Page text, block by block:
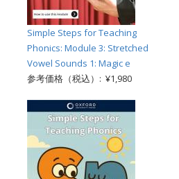
Simple Steps for Teaching
Phonics: Module 3: Stretched
Vowel Sounds 1: Magic e
参考価格（税込）: ¥1,980